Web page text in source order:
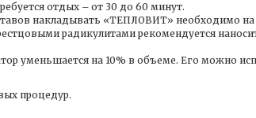
отдых – от 30 до 60 минут.
накладывать «ТЕПЛОВИТ» необходимо
радикулитами рекомендуется
уменьшается на 10% в объеме. Его можно
процедур.